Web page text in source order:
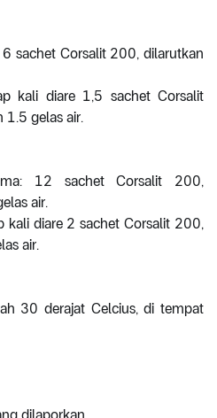
sachet Corsalit 200, dilarutkan
kali diare 1,5 sachet Corsalit
1.5 gelas air.
12 sachet Corsalit 200,
air.
kali diare 2 sachet Corsalit 200,
air.
30 derajat Celcius, di tempat